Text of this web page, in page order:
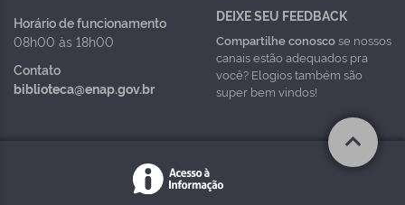
Horário de funcionamento
08h00 às 18h00
Contato
biblioteca@enap.gov.br
DEIXE SEU FEEDBACK
Compartilhe conoscose nossos
canais estão adequados pra
você? Elogios também são
super bem vindos!